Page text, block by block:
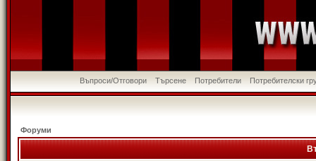
Въпроси/Отговори Търсене Потребители Потребителски
Форуми